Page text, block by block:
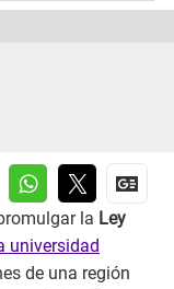
la Ley
universidad
de una región